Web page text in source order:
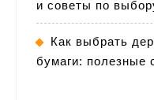
и советы по
Как выбрать
бумаги: полезные